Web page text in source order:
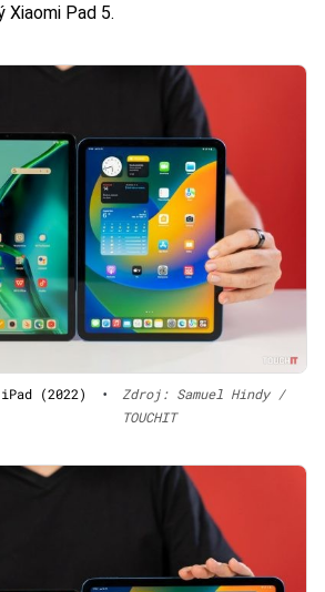
Xiaomi Pad 5.
(2022)
•
Zdroj: Samuel Hindy /
TOUCHIT